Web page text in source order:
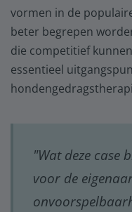
vormen in de
beter begrepen
die competitief
essentieel
"Wat deze case
voor de